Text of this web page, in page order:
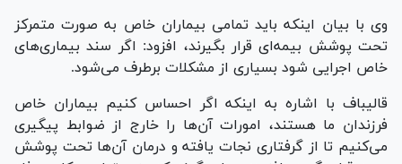
وی با بیان اینکه باید تمامی بیماران خاص به صورت متمرکز
تحت پوشش بیمه‌ای قرار بگیرند، افزود: اگر سند بیماری‌های
خاص اجرایی شود بسیاری از مشکلات برطرف می‌شود.
قالیباف با اشاره به اینکه اگر احساس کنیم بیماران خاص
فرزندان ما هستند، امورات آن‌ها را خارج از ضوابط پیگیری
می‌کنیم تا از گرفتاری نجات یافته و درمان آن‌ها تحت پوشش